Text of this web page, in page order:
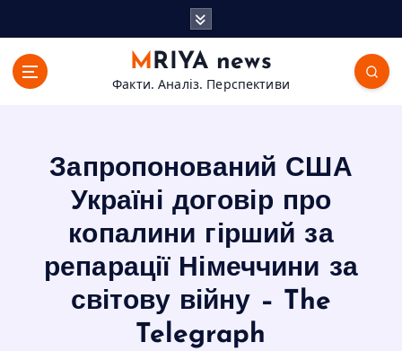
MRIYA news
Факти. Аналіз. Перспективи
Запропонований США
Україні договір про
копалини гірший за
репарації Німеччини за
світову війну – The
Telegraph